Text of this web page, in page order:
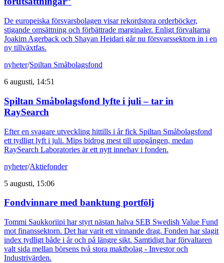
De europeiska försvarsbolagen visar rekordstora orderböcker,
stigande omsättning och förbättrade marginaler. Enligt förvaltarna
Joakim Agerback och Shayan Heidari går nu försvarssektorn in i en
ny tillväxtfas.
nyheter/Spiltan Småbolagsfond
6 augusti, 14:51
Spiltan Småbolagsfond lyfte i juli – tar in
RaySearch
Efter en svagare utveckling hittills i år fick Spiltan Småbolagsfond
ett tydligt lyft i juli. Mips bidrog mest till uppgången, medan
RaySearch Laboratories är ett nytt innehav i fonden.
nyheter/Aktiefonder
5 augusti, 15:06
Fondvinnare med banktung portfölj
Tommi Saukkoriipi har styrt nästan halva SEB Swedish Value Fund
mot finanssektorn. Det har varit ett vinnande drag. Fonden har slagit
index tydligt både i år och på längre sikt. Samtidigt har förvaltaren
valt sida mellan börsens två stora maktbolag - Investor och
Industrivärden.